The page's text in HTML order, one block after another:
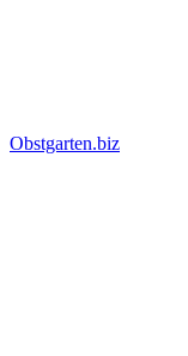
Obstgarten.biz